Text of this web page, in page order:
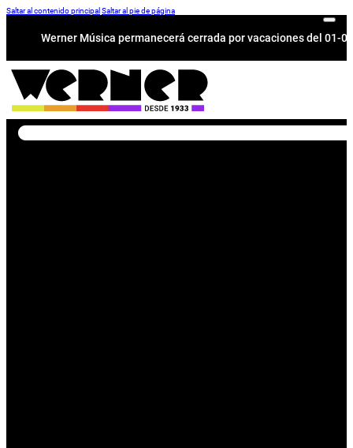
Saltar al contenido principal Saltar al pie de página
Werner Música permanecerá cerrada por vacaciones del 01-
Buscar